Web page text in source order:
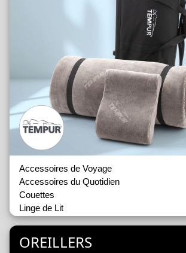
Accessoires de Voyage
Accessoires du Quotidien
Couettes
Linge de Lit
Encadrements Deco
Têtes de Lit
OREILLERS